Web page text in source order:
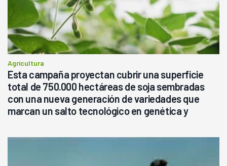
Agricultura
Esta campaña proyectan cubrir una superficie
total de 750.000 hectáreas de soja sembradas
con una nueva generación de variedades que
marcan un salto tecnológico en genética y